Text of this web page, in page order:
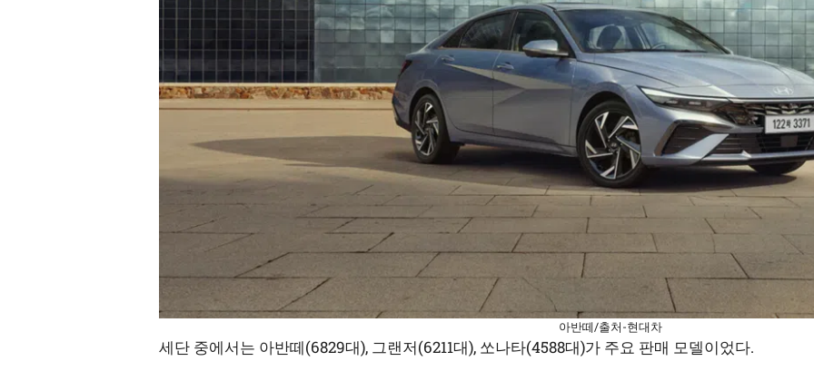
아반떼/출처-현대차
세단 중에서는 아반떼(6829대), 그랜저(6211대), 쏘나타(4588대)가 주요 판매 모델이었다.